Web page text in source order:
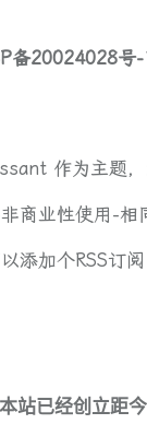
备20024028号-
作为主题
商业性使用-相
添加个RSS订阅
站已经创立距